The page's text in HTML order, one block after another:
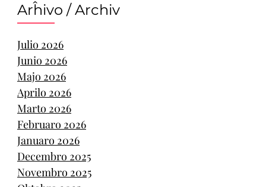
Arĥivo / Archiv
Julio 2026
Junio 2026
Majo 2026
Aprilo 2026
Marto 2026
Februaro 2026
Januaro 2026
Decembro 2025
Novembro 2025